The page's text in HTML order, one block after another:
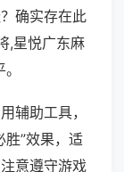
确实存在此
,星悦广东麻
辅助工具，
胜”效果，适
意遵守游戏